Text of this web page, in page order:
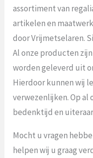
assortiment van
artikelen en
door Vrijmetselaren.
Al onze producten
worden geleverd uit
Hierdoor kunnen wij
verwezenlijken. Op al
bedenktijd en
Mocht u vragen
helpen wij u graag